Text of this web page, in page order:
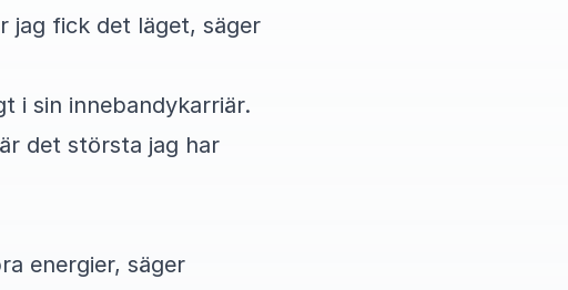
jag fick det läget, säger
i sin innebandykarriär.
det största jag har
energier, säger